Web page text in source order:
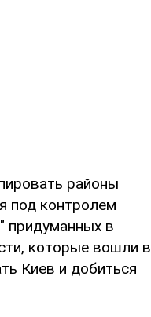
районы
под контролем
придуманных в
которые вошли в
Киев и добиться